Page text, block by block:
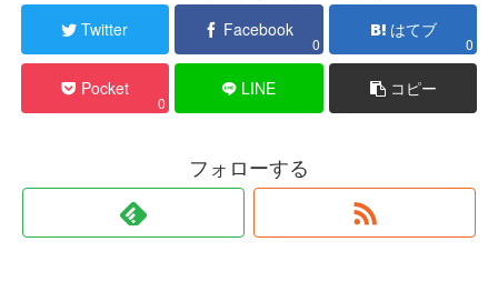
Twitter Facebook
0
はてブ
0
Pocket
0
LINE コピー
フォローする